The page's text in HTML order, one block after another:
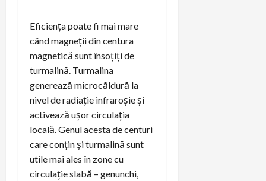
Eficiența poate fi mai mare
când magneții din centura
magnetică sunt însoțiți de
turmalină. Turmalina
generează microcăldură la
nivel de radiație infraroșie și
activează ușor circulația
locală. Genul acesta de centuri
care conțin și turmalină sunt
utile mai ales în zone cu
circulație slabă – genunchi,